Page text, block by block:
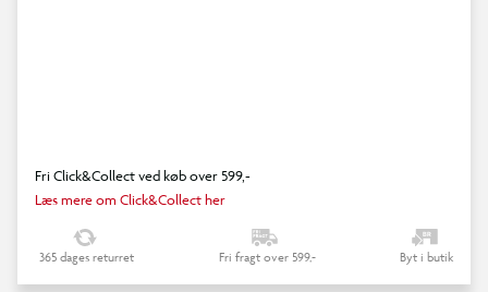
Fri Click&Collect ved køb over 599,-
Læs mere om Click&Collect her
365 dages returret Fri fragt over 599,- Byt i butik